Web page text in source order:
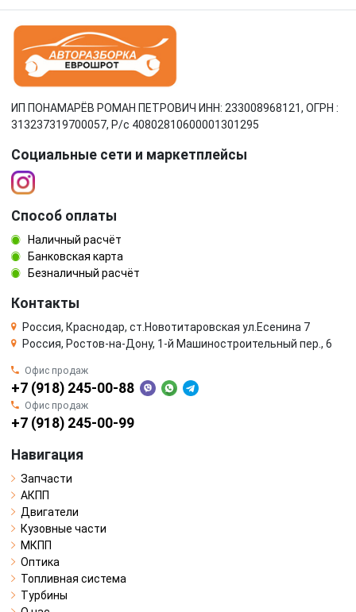
ИП ПОНАМАРЁВ РОМАН ПЕТРОВИЧ ИНН: 233008968121, ОГРН :
313237319700057, Р/c 40802810600001301295
Социальные сети и маркетплейсы
Способ оплаты
Наличный расчёт
Банковская карта
Безналичный расчёт
Контакты
Россия, Краснодар, ст.Новотитаровская ул.Есенина 7
Россия, Ростов-на-Дону, 1-й Машиностроительный пер., 6
Офис продаж
+7 (918) 245-00-88
Офис продаж
+7 (918) 245-00-99
Навигация
Запчасти
АКПП
Двигатели
Кузовные части
МКПП
Оптика
Топливная система
Турбины